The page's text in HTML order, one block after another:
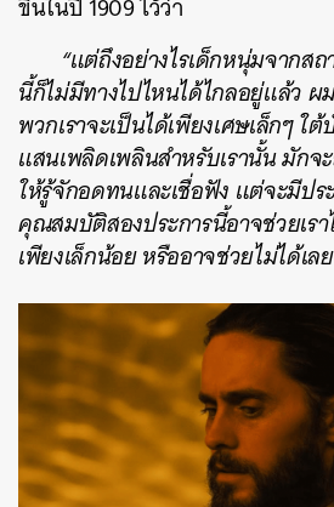
“แต่ถึงอย่างไรเด็กหนุ่มจากส
นี้ก็ไม่มีทางไปไหนได้ไกลอยู่แล้ว
พวกเราจะเป็นได้เพียงเศษเล็กๆ ใ
แสนเพลิดเพลินสําหรับเรานั้น มัก
ให้รู้จักอดทนและเชื่อฟัง แต่จะมีปร
คุณสมบัติสองประการนี้อาจช่วยเรา
เพียงเล็กน้อย หรืออาจช่วยไม่ได้เล
SHARE TWEET